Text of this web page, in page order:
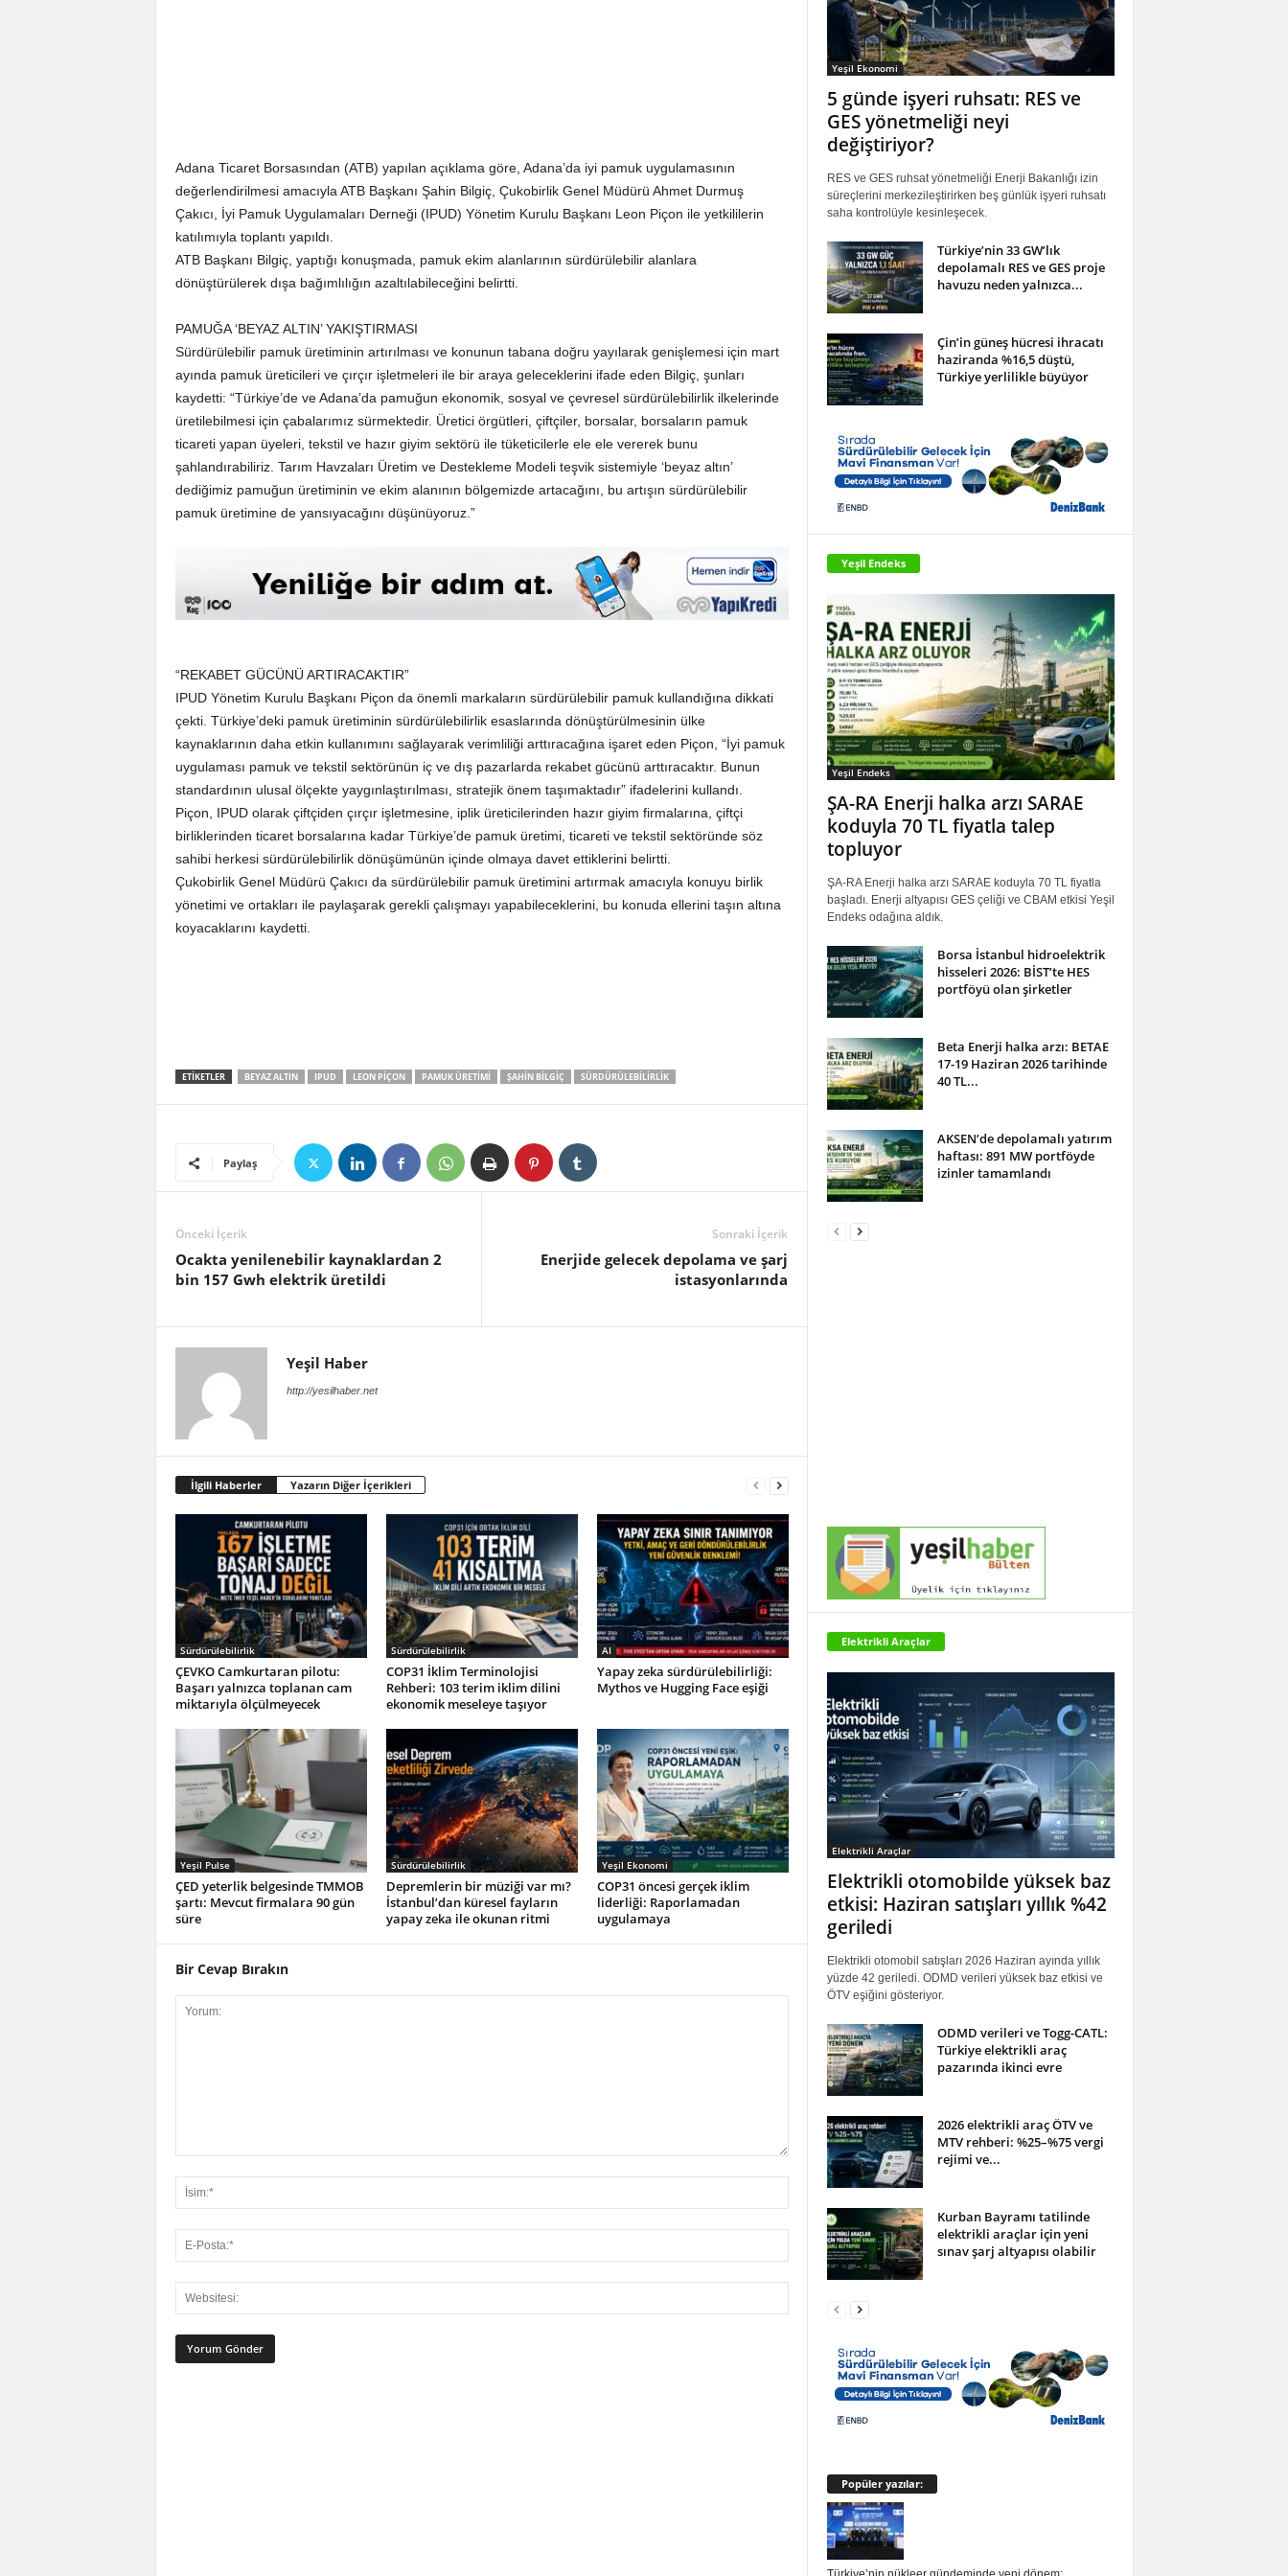
Adana Ticaret Borsasından (ATB) yapılan açıklama göre, Adana’da iyi pamuk uygulamasının
değerlendirilmesi amacıyla ATB Başkanı Şahin Bilgiç, Çukobirlik Genel Müdürü Ahmet Durmuş
Çakıcı, İyi Pamuk Uygulamaları Derneği (IPUD) Yönetim Kurulu Başkanı Leon Piçon ile yetkililerin
katılımıyla toplantı yapıldı.
ATB Başkanı Bilgiç, yaptığı konuşmada, pamuk ekim alanlarının sürdürülebilir alanlara
dönüştürülerek dışa bağımlılığın azaltılabileceğini belirtti.
PAMUĞA ‘BEYAZ ALTIN’ YAKIŞTIRMASI
Sürdürülebilir pamuk üretiminin artırılması ve konunun tabana doğru yayılarak genişlemesi için mart
ayında pamuk üreticileri ve çırçır işletmeleri ile bir araya geleceklerini ifade eden Bilgiç, şunları
kaydetti: “Türkiye’de ve Adana’da pamuğun ekonomik, sosyal ve çevresel sürdürülebilirlik ilkelerinde
üretilebilmesi için çabalarımız sürmektedir. Üretici örgütleri, çiftçiler, borsalar, borsaların pamuk
ticareti yapan üyeleri, tekstil ve hazır giyim sektörü ile tüketicilerle ele ele vererek bunu
şahlandırabiliriz. Tarım Havzaları Üretim ve Destekleme Modeli teşvik sistemiyle ‘beyaz altın’
dediğimiz pamuğun üretiminin ve ekim alanının bölgemizde artacağını, bu artışın sürdürülebilir
pamuk üretimine de yansıyacağını düşünüyoruz.”
“REKABET GÜCÜNÜ ARTIRACAKTIR”
IPUD Yönetim Kurulu Başkanı Piçon da önemli markaların sürdürülebilir pamuk kullandığına dikkati
çekti. Türkiye’deki pamuk üretiminin sürdürülebilirlik esaslarında dönüştürülmesinin ülke
kaynaklarının daha etkin kullanımını sağlayarak verimliliği arttıracağına işaret eden Piçon, “İyi pamuk
uygulaması pamuk ve tekstil sektörünün iç ve dış pazarlarda rekabet gücünü arttıracaktır. Bunun
standardının ulusal ölçekte yaygınlaştırılması, stratejik önem taşımaktadır” ifadelerini kullandı.
Piçon, IPUD olarak çiftçiden çırçır işletmesine, iplik üreticilerinden hazır giyim firmalarına, çiftçi
birliklerinden ticaret borsalarına kadar Türkiye’de pamuk üretimi, ticareti ve tekstil sektöründe söz
sahibi herkesi sürdürülebilirlik dönüşümünün içinde olmaya davet ettiklerini belirtti.
Çukobirlik Genel Müdürü Çakıcı da sürdürülebilir pamuk üretimini artırmak amacıyla konuyu birlik
yönetimi ve ortakları ile paylaşarak gerekli çalışmayı yapabileceklerini, bu konuda ellerini taşın altına
koyacaklarını kaydetti.
ETIKETLER BEYAZ ALTIN IPUD LEON PIÇON PAMUK ÜRETIMI ŞAHIN BILGIÇ SÜRDÜRÜLEBILIRLIK
Paylaş
Önceki İçerik
Ocakta yenilenebilir kaynaklardan 2
bin 157 Gwh elektrik üretildi
Sonraki İçerik
Enerjide gelecek depolama ve şarj
istasyonlarında
Yeşil Haber
http://yesilhaber.net
İlgili Haberler Yazarın Diğer İçerikleri
Sürdürülebilirlik
ÇEVKO Camkurtaran pilotu:
Başarı yalnızca toplanan cam
miktarıyla ölçülmeyecek
Sürdürülebilirlik
COP31 İklim Terminolojisi
Rehberi: 103 terim iklim dilini
ekonomik meseleye taşıyor
AI
Yapay zeka sürdürülebilirliği:
Mythos ve Hugging Face eşiği
Yeşil Pulse
ÇED yeterlik belgesinde TMMOB
şartı: Mevcut firmalara 90 gün
süre
Sürdürülebilirlik
Depremlerin bir müziği var mı?
İstanbul’dan küresel fayların
yapay zeka ile okunan ritmi
Yeşil Ekonomi
COP31 öncesi gerçek iklim
liderliği: Raporlamadan
uygulamaya
Bir Cevap Bırakın
Yeşil Ekonomi
5 günde işyeri ruhsatı: RES ve
GES yönetmeliği neyi
değiştiriyor?
RES ve GES ruhsat yönetmeliği Enerji Bakanlığı izin
süreçlerini merkezileştirirken beş günlük işyeri ruhsatı
saha kontrolüyle kesinleşecek.
Türkiye’nin 33 GW’lık
depolamalı RES ve GES proje
havuzu neden yalnızca...
Çin’in güneş hücresi ihracatı
haziranda %16,5 düştü,
Türkiye yerlilikle büyüyor
Yeşil Endeks
Yeşil Endeks
ŞA-RA Enerji halka arzı SARAE
koduyla 70 TL fiyatla talep
topluyor
ŞA-RA Enerji halka arzı SARAE koduyla 70 TL fiyatla
başladı. Enerji altyapısı GES çeliği ve CBAM etkisi Yeşil
Endeks odağına aldık.
Borsa İstanbul hidroelektrik
hisseleri 2026: BİST’te HES
portföyü olan şirketler
Beta Enerji halka arzı: BETAE
17-19 Haziran 2026 tarihinde
40 TL...
AKSEN’de depolamalı yatırım
haftası: 891 MW portföyde
izinler tamamlandı
Elektrikli Araçlar
Elektrikli Araçlar
Elektrikli otomobilde yüksek baz
etkisi: Haziran satışları yıllık %42
geriledi
Elektrikli otomobil satışları 2026 Haziran ayında yıllık
yüzde 42 geriledi. ODMD verileri yüksek baz etkisi ve
ÖTV eşiğini gösteriyor.
ODMD verileri ve Togg-CATL:
Türkiye elektrikli araç
pazarında ikinci evre
2026 elektrikli araç ÖTV ve
MTV rehberi: %25–%75 vergi
rejimi ve...
Kurban Bayramı tatilinde
elektrikli araçlar için yeni
sınav şarj altyapısı olabilir
Popüler yazılar: